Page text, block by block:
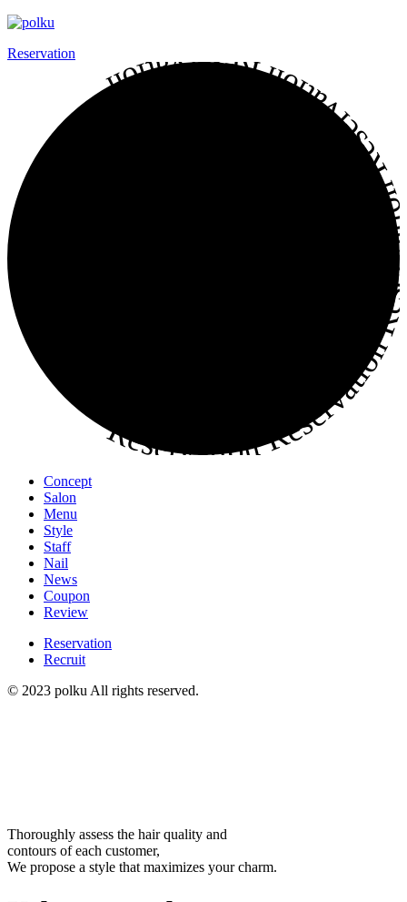
Reservation Reservation Reservation
Concept
Salon
Menu
Style
Staff
Nail
News
Coupon
Review
Reservation
Recruit
© 2023 polku All rights reserved.
Thoroughly assess the hair quality and
contours of each customer,
We propose a style that maximizes your charm.